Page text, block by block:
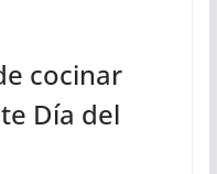
cocinar
Día del